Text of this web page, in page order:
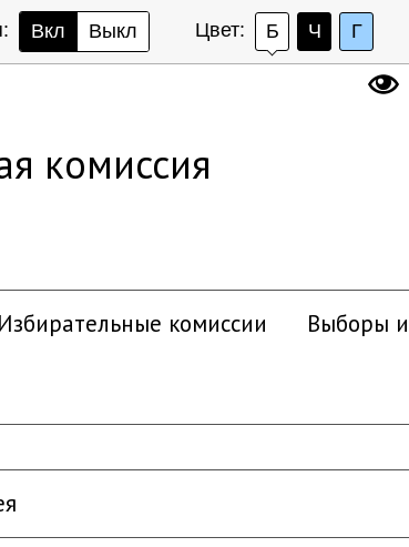
Вкл Выкл Цвет: Б Ч Г
комиссия
Избирательные комиссии Выборы